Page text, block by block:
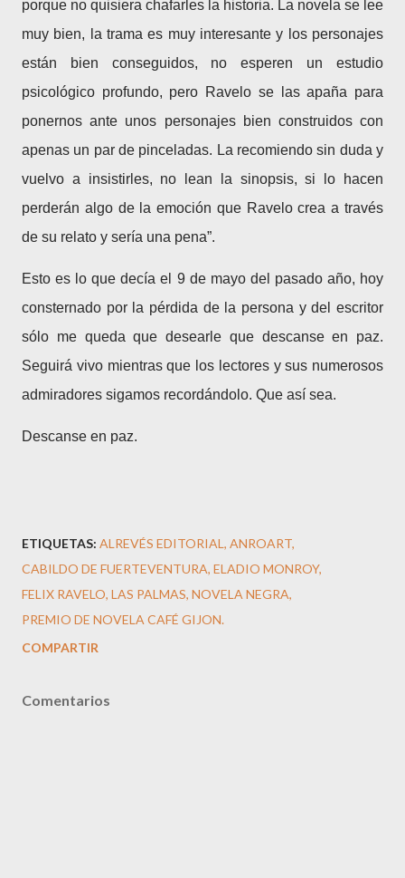
porque no quisiera chafarles la historia. La novela se lee
muy bien, la trama es muy interesante y los personajes
están bien conseguidos, no esperen un estudio
psicológico profundo, pero Ravelo se las apaña para
ponernos ante unos personajes bien construidos con
apenas un par de pinceladas. La recomiendo sin duda y
vuelvo a insistirles, no lean la sinopsis, si lo hacen
perderán algo de la emoción que Ravelo crea a través
de su relato y sería una pena”.
Esto es lo que decía el 9 de mayo del pasado año, hoy
consternado por la pérdida de la persona y del escritor
sólo me queda que desearle que descanse en paz.
Seguirá vivo mientras que los lectores y sus numerosos
admiradores sigamos recordándolo. Que así sea.
Descanse en paz.
ETIQUETAS: ALREVÉS EDITORIAL ANROART
CABILDO DE FUERTEVENTURA ELADIO MONROY
FELIX RAVELO LAS PALMAS NOVELA NEGRA
PREMIO DE NOVELA CAFÉ GIJON.
COMPARTIR
Comentarios